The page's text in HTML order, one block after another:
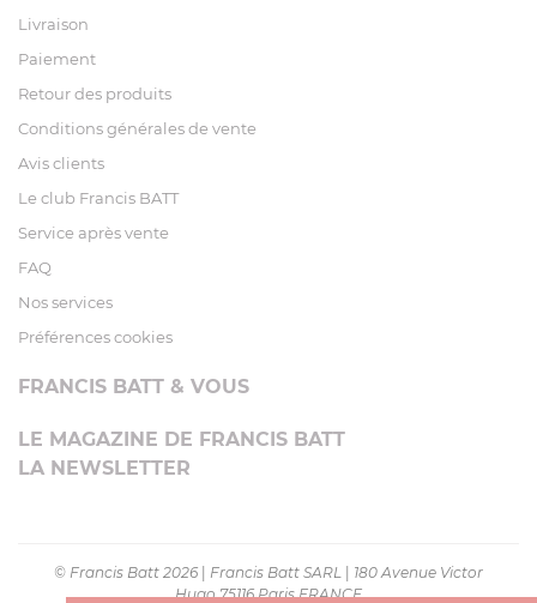
Livraison
Paiement
Retour des produits
Conditions générales de vente
Avis clients
Le club Francis BATT
Service après vente
FAQ
Nos services
Préférences cookies
FRANCIS BATT & VOUS
LE MAGAZINE DE FRANCIS BATT
LA NEWSLETTER
© Francis Batt 2026 Francis Batt SARL
180 Avenue Victor
Hugo 75116 Paris FRANCE